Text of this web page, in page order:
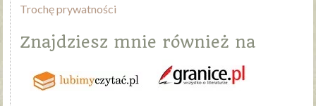
Trochę prywatności
Znajdziesz mnie również na